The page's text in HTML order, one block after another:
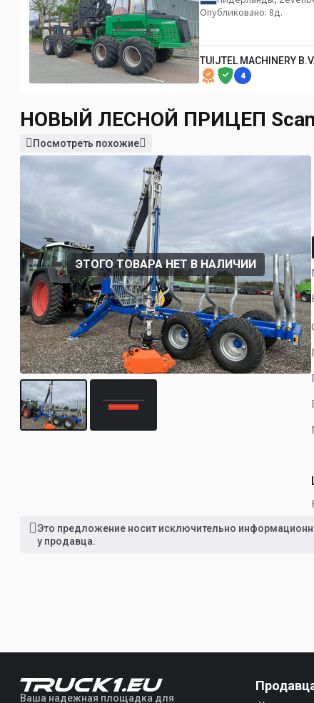
Опубликовано: 8д.
TUIJTEL MACHINERY B.V.
4
НОВЫЙ ЛЕСНОЙ ПРИЦЕП
Посмотреть похожие
ЭТОГО ТОВАРА НЕТ В НАЛИЧИИ
Это предложение носит исключительно
у продавца.
Ваша надежная площадка для